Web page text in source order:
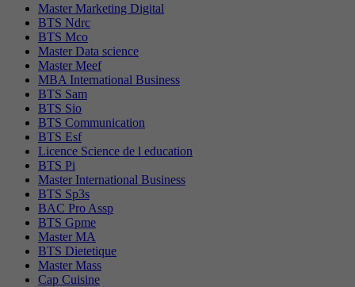
Master Marketing Digital
BTS Ndrc
BTS Mco
Master Data science
Master Meef
MBA International Business
BTS Sam
BTS Sio
BTS Communication
BTS Esf
Licence Science de l education
BTS Pi
Master International Business
BTS Sp3s
BAC Pro Assp
BTS Gpme
Master MA
BTS Dietetique
Master Mass
Cap Cuisine